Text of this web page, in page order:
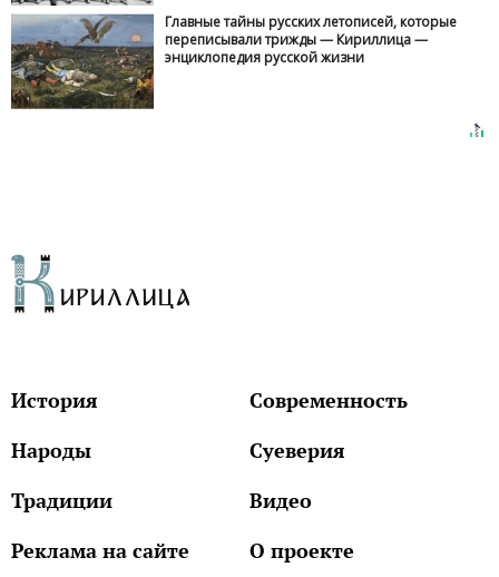
Главные тайны русских летописей, которые
переписывали трижды — Кириллица —
энциклопедия русской жизни
История
Современность
Народы
Суеверия
Традиции
Видео
Реклама на сайте
О проекте